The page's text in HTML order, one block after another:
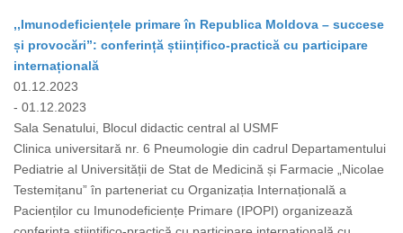
,,Imunodeficiențele primare în Republica Moldova – succese
și provocări”: conferință științifico-practică cu participare
internațională
01.12.2023
- 01.12.2023
Sala Senatului, Blocul didactic central al USMF
Clinica universitară nr. 6 Pneumologie din cadrul Departamentului
Pediatrie al Universității de Stat de Medicină și Farmacie „Nicolae
Testemițanu” în parteneriat cu Organizația Internațională a
Pacienților cu Imunodeficiențe Primare (IPOPI) organizează